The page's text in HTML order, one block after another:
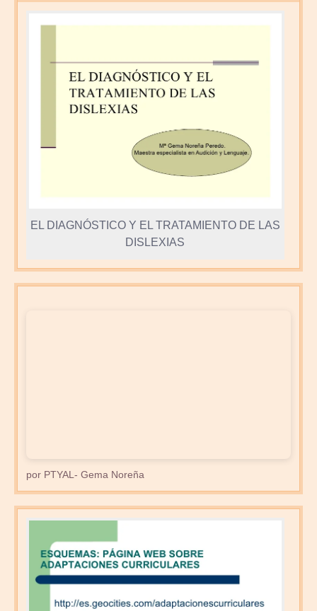
EL DIAGNÓSTICO Y EL TRATAMIENTO DE LAS
DISLEXIAS
por PTYAL- Gema Noreña